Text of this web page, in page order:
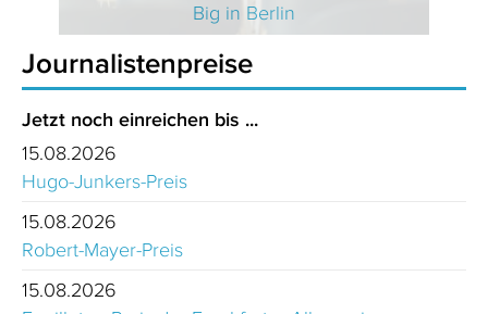
Big in Berlin
Journalistenpreise
Jetzt noch einreichen bis ...
15.08.2026
Hugo-Junkers-Preis
15.08.2026
Robert-Mayer-Preis
15.08.2026